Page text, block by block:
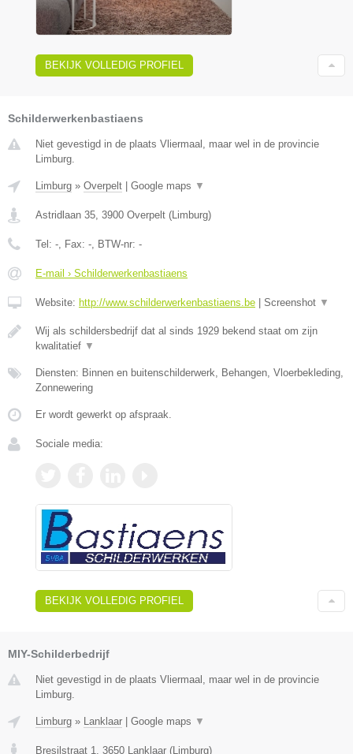
BEKIJK VOLLEDIG PROFIEL
Schilderwerkenbastiaens
Niet gevestigd in de plaats Vliermaal, maar wel in de provincie
Limburg.
Limburg » Overpelt Google maps ▼
Astridlaan 35, 3900 Overpelt (Limburg)
Tel: -, Fax: -, BTW-nr: -
E-mail › Schilderwerkenbastiaens
Website: http://www.schilderwerkenbastiaens.be Screenshot ▼
Wij als schildersbedrijf dat al sinds 1929 bekend staat om zijn
kwalitatief ▼
Diensten: Binnen en buitenschilderwerk, Behangen, Vloerbekleding,
Zonnewering
Er wordt gewerkt op afspraak.
Sociale media:
BEKIJK VOLLEDIG PROFIEL
MIY-Schilderbedrijf
Niet gevestigd in de plaats Vliermaal, maar wel in de provincie
Limburg.
Limburg » Lanklaar Google maps ▼
Bresilstraat 1 3650 Lanklaar ( Limburg)